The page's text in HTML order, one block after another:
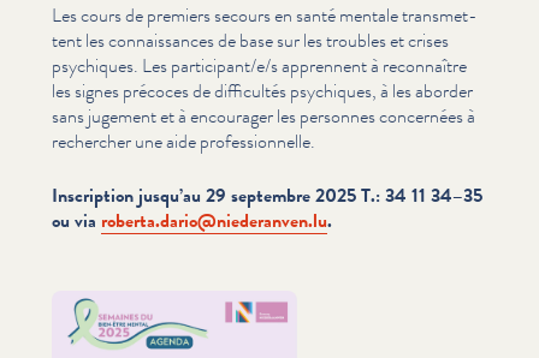
Les cours de premiers secours en santé mentale trans­met­
tent les con­nais­sances de base sur les troubles et crises
psychiques. Les participant/​e/​s apprennent à reconnaître
les signes précoces de difficultés psychiques, à les aborder
sans jugement et à encourager les personnes concernées à
rechercher une aide pro­fes­sion­nelle.
Inscription jusqu’au 29 septembre 2025 T.: 34 11 34–35
ou via roberta.​dario@​niederanven.​lu.